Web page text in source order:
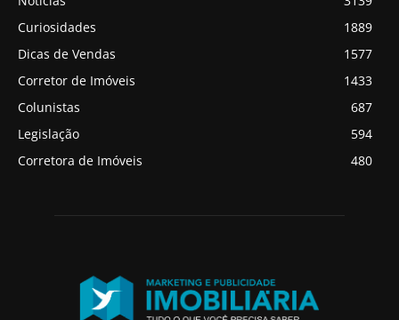
Curiosidades
1889
Dicas de Vendas
1577
Corretor de Imóveis
1433
Colunistas
687
Legislação
594
Corretora de Imóveis
480